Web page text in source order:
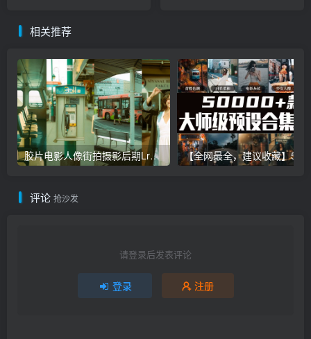
相关推荐
胶片电影人像街拍摄影后期Lr调色教程，手机滤镜PS+Lightroom预设下载！
评论 抢沙发
请登录后发表评论
登录 注册